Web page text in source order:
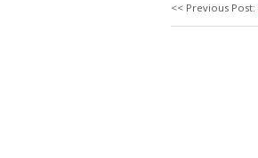
<< Previous Post: